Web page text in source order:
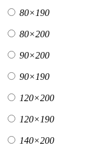
80×190
80×200
90×200
90×190
120×200
120×190
140×200